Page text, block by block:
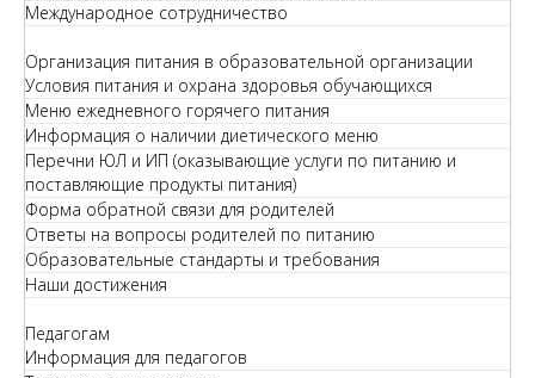
Международное сотрудничество
Организация питания в образовательной организации
Условия питания и охрана здоровья обучающихся
Меню ежедневного горячего питания
Информация о наличии диетического меню
Перечни ЮЛ и ИП (оказывающие услуги по питанию и
поставляющие продукты питания)
Форма обратной связи для родителей
Ответы на вопросы родителей по питанию
Образовательные стандарты и требования
Наши достижения
Педагогам
Информация для педагогов